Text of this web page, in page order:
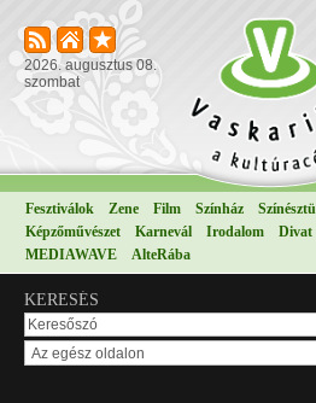
2026. augusztus 08.
szombat
Fesztiválok Zene Film Színház
Képzőművészet
Karnevál Irodalom Divat
MEDIAWAVE
AlteRába
KERESÉS